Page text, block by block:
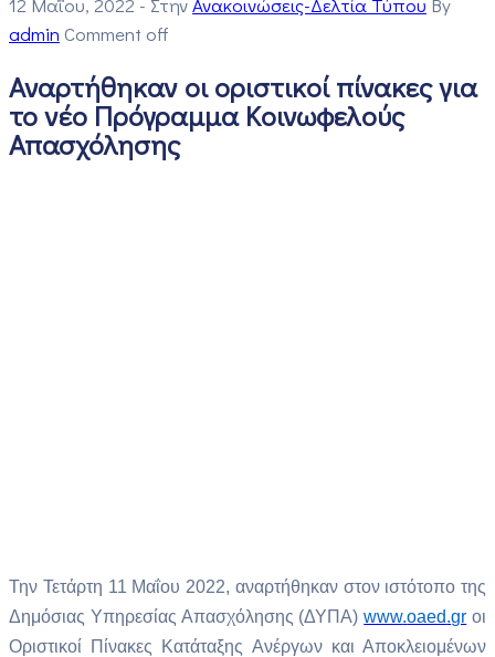
admin Comment off
Αναρτήθηκαν οι οριστικοί πίνακες για
το νέο Πρόγραμμα Κοινωφελούς
Απασχόλησης
Την Τετάρτη 11 Μαΐου 2022, αναρτήθηκαν στον ιστότοπο της
Δημόσιας Υπηρεσίας Απασχόλησης (ΔΥΠΑ)www.oaed.gr οι
Οριστικοί Πίνακες Κατάταξης Ανέργων και Αποκλειομένων